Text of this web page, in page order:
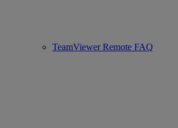
TeamViewer Remote FAQ